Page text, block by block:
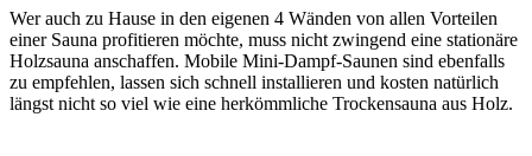
Wer auch zu Hause in den eigenen 4 Wänden von allen Vorteilen
einer Sauna profitieren möchte, muss nicht zwingend eine stationäre
Holzsauna anschaffen. Mobile Mini-Dampf-Saunen sind ebenfalls
zu empfehlen, lassen sich schnell installieren und kosten natürlich
längst nicht so viel wie eine herkömmliche Trockensauna aus Holz.